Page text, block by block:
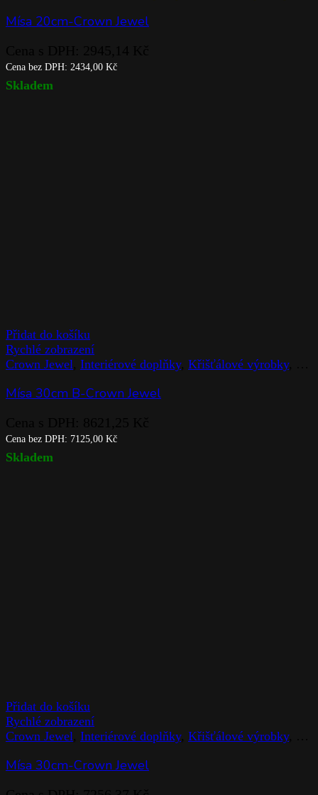
Mísa 20cm-Crown Jewel
Cena bez DPH: 2434,00 Kč
Skladem
Přidat do košíku
Rychlé zobrazení
Crown Jewel Interiérové doplňky, Křišťálové výrobky,
Mísa 30cm B-Crown Jewel
Cena bez DPH: 7125,00 Kč
Skladem
Přidat do košíku
Rychlé zobrazení
Crown Jewel Interiérové doplňky, Křišťálové výrobky,
Mísa 30cm-Crown Jewel